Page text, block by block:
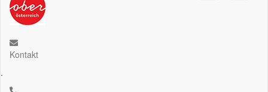
Kontakt
.